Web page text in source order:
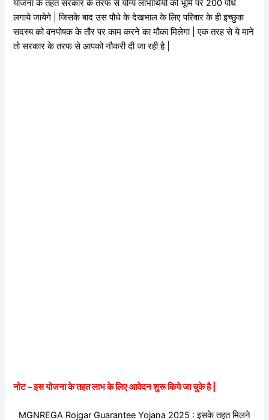
योजना के तहत सरकार के तरफ से योग्य लाभार्थियों की भूमि पर 200 पौधे
लगाये जायेगे | जिसके बाद उस पौधे के देखभाल के लिए परिवार के ही इच्छुक
सदस्य को वनपोषक के तौर पर काम करने का मौका मिलेगा | एक तरह से ये माने
तो सरकार के तरफ से आपको नौकरी दी जा रही है |
नोट – इस योजना के तहत लाभ के लिए आवेदन शुरू किये जा चुके है |
MGNREGA Rojgar Guarantee Yojana 2025 : इसके तहत मिलने